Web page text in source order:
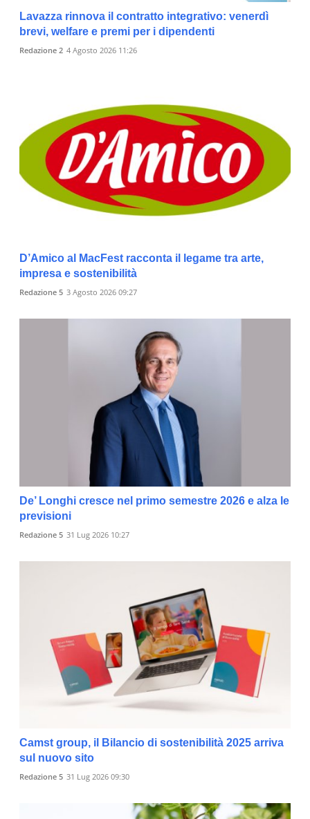
Lavazza rinnova il contratto integrativo: venerdì
brevi, welfare e premi per i dipendenti
Redazione 2 4 Agosto 2026 11:26
D’Amico al MacFest racconta il legame tra arte,
impresa e sostenibilità
Redazione 5 3 Agosto 2026 09:27
De’ Longhi cresce nel primo semestre 2026 e alza le
previsioni
Redazione 5 31 Lug 2026 10:27
Camst group, il Bilancio di sostenibilità 2025 arriva
sul nuovo sito
Redazione 5 31 Lug 2026 09:30